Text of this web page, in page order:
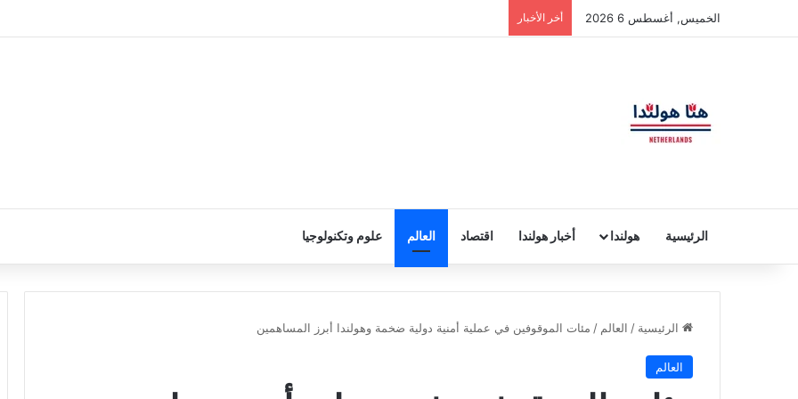
الخميس, أغسطس 6 2026 أخر الأخبار
الرئيسية هولندا أخبار هولندا اقتصاد العالم علوم وتكنولوجيا
الرئيسية / العالم / مئات الموقوفين في عملية أمنية دولية ضخمة وهولندا أبرز المساهمين
العالم